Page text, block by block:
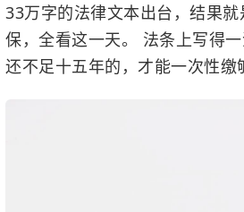
33万字的法律文本出台，结果
保，全看这一天。 法条上写得
还不足十五年的，才能一次性缴